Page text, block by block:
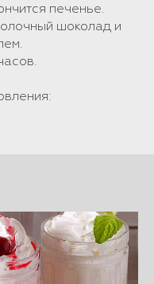
печенье.
шоколад и